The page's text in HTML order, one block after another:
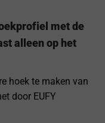
met de
alleen op het
hoek te maken van
door EUFY